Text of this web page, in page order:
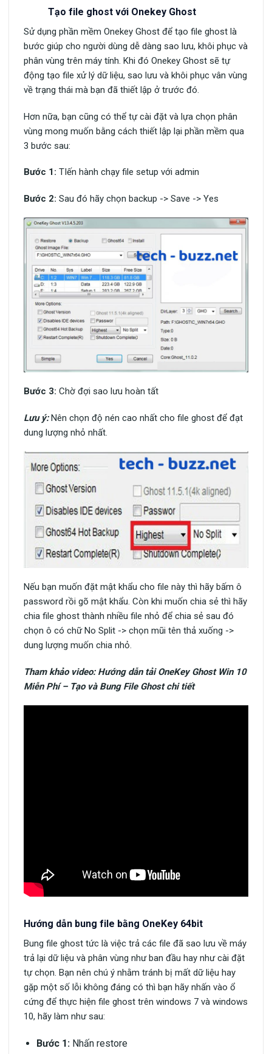
Tạo file ghost với Onekey Ghost
Sử dụng phần mềm Onekey Ghost để tạo file ghost là
bước giúp cho người dùng dễ dàng sao lưu, khôi phục và
phân vùng trên máy tính. Khi đó Onekey Ghost sẽ tự
động tạo file xử lý dữ liệu, sao lưu và khôi phục vân vùng
về trạng thái mà bạn đã thiết lập ở trước đó.
Hơn nữa, bạn cũng có thể tự cài đặt và lựa chọn phân
vùng mong muốn bằng cách thiết lập lại phần mềm qua
3 bước sau:
Bước 1: TIến hành chạy file setup với admin
Bước 2: Sau đó hãy chọn backup -> Save -> Yes
Bước 3: Chờ đợi sao lưu hoàn tất
Lưu ý:Nên chọn độ nén cao nhất cho file ghost để đạt
dung lượng nhỏ nhất.
Nếu bạn muốn đặt mật khẩu cho file này thì hãy bấm ô
password rồi gõ mật khẩu. Còn khi muốn chia sẻ thì hãy
chia file ghost thành nhiều file nhỏ để chia sẻ sau đó
chọn ô có chữ No Split -> chọn mũi tên thả xuống ->
dung lượng muốn chia nhỏ.
Tham khảo video: Hướng dẫn tải OneKey Ghost Win 10
Miễn Phí – Tạo và Bung File Ghost chi tiết
Hướng dẫn bung file bằng OneKey 64bit
Bung file ghost tức là việc trả các file đã sao lưu về máy
trả lại dữ liệu và phân vùng như ban đầu hay như cài đặt
tự chọn. Bạn nên chú ý nhằm tránh bị mất dữ liệu hay
gặp một số lỗi không đáng có thì bạn hãy nhấn vào ổ
cứng để thực hiện file ghost trên windows 7 và windows
10, hãy làm như sau:
Bước 1:Nhấn restore